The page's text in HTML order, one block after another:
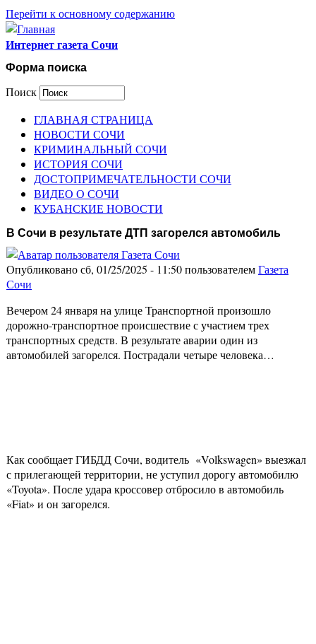
Перейти к основному содержанию
Интернет газета Сочи
Форма поиска
Поиск
ГЛАВНАЯ СТРАНИЦА
НОВОСТИ СОЧИ
КРИМИНАЛЬНЫЙ СОЧИ
ИСТОРИЯ СОЧИ
ДОСТОПРИМЕЧАТЕЛЬНОСТИ СОЧИ
ВИДЕО О СОЧИ
КУБАНСКИЕ НОВОСТИ
В Сочи в результате ДТП загорелся автомобиль
Опубликовано сб, 01/25/2025 - 11:50 пользователемГазета
Сочи
Вечером 24 января на улице Транспортной произошло
дорожно-транспортное происшествие с участием трех
транспортных средств. В результате аварии один из
автомобилей загорелся. Пострадали четыре человека…
Как сообщает ГИБДД Сочи, водитель «Volkswagen» выезжал
с прилегающей территории, не уступил дорогу автомобилю
«Toyota». После удара кроссовер отбросило в автомобиль
«Fiat» и он загорелся.